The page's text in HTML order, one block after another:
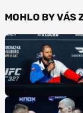
MOHLO BY VÁS